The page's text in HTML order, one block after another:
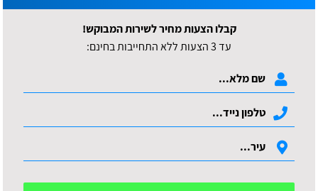
קבלו הצעות מחיר לשירות המבוקש!
עד 3 הצעות ללא התחייבות בחינם: